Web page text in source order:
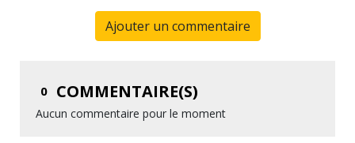
Ajouter un commentaire
0 COMMENTAIRE(S)
Aucun commentaire pour le moment